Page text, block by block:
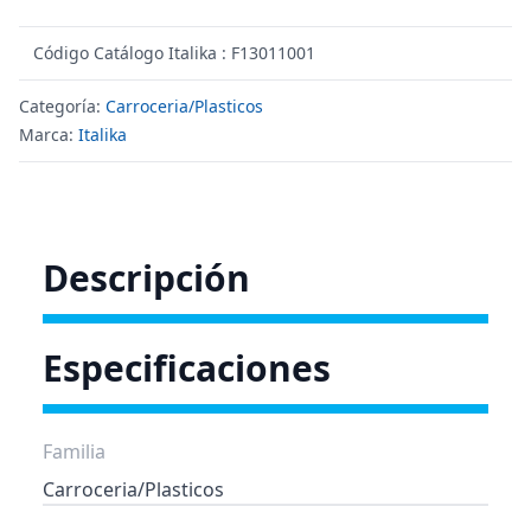
Código Catálogo Italika : F13011001
Categoría: Carroceria/Plasticos
Marca: Italika
Descripción
Especificaciones
Familia
Carroceria/Plasticos